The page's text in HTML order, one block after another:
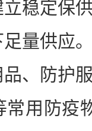
稳定保
量供应
、防护
常用防疫